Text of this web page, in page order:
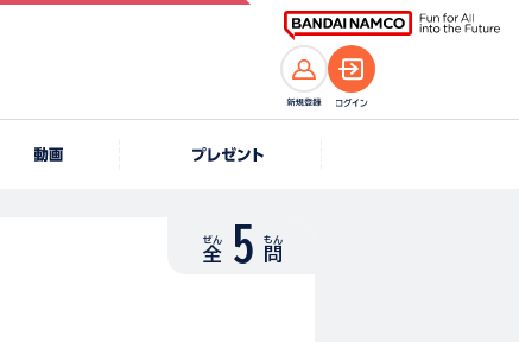
全
ぜん 5 問
もん